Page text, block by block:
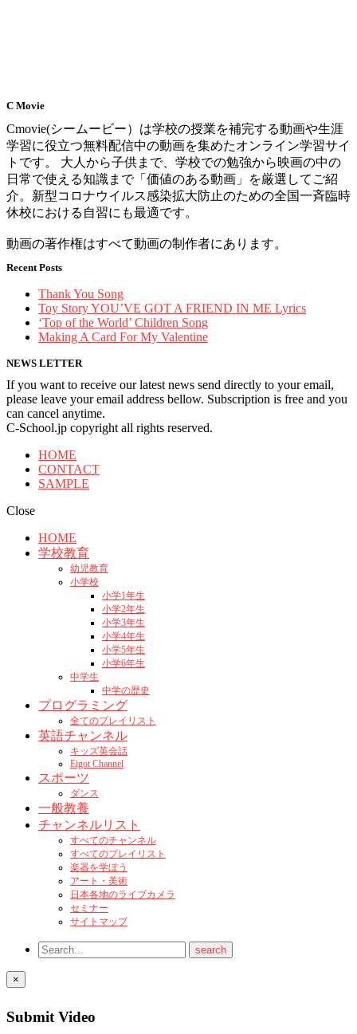
C Movie
Cmovie(シームービー）は学校の授業を補完する動画や生涯
学習に役立つ無料配信中の動画を集めたオンライン学習サイ
トです。 大人から子供まで、学校での勉強から映画の中の
日常で使える知識まで「価値のある動画」を厳選してご紹
介。新型コロナウイルス感染拡大防止のための全国一斉臨時
休校における自習にも最適です。
動画の著作権はすべて動画の制作者にあります。
Recent Posts
Thank You Song
Toy Story YOU’VE GOT A FRIEND IN ME Lyrics
‘Top of the World’ Children Song
Making A Card For My Valentine
NEWS LETTER
If you want to receive our latest news send directly to your email,
please leave your email address bellow. Subscription is free and you
can cancel anytime.
C-School.jp copyright all rights reserved.
HOME
CONTACT
SAMPLE
Close
HOME
学校教育
幼児教育
小学校
小学1年生
小学2年生
小学3年生
小学4年生
小学5年生
小学6年生
中学生
中学の歴史
プログラミング
全てのプレイリスト
英語チャンネル
キッズ英会話
Eigot Channel
スポーツ
ダンス
一般教養
チャンネルリスト
すべてのチャンネル
すべてのプレイリスト
楽器を学ぼう
アート・美術
日本各地のライブカメラ
セミナー
サイトマップ
×
Submit Video